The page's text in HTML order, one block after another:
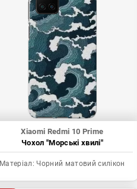
Xiaomi Redmi 10 Prime
Чохол "Морські хвилі"
Матеріал: Чорний матовий силікон